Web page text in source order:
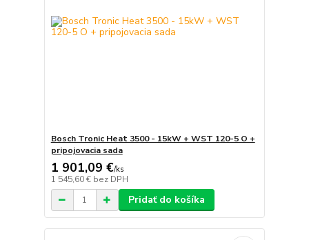
Bosch Tronic Heat 3500 - 15kW + WST 120-5 O +
pripojovacia sada
1 901,09 €/ks
1 545,60 € bez DPH
Pridať do košíka